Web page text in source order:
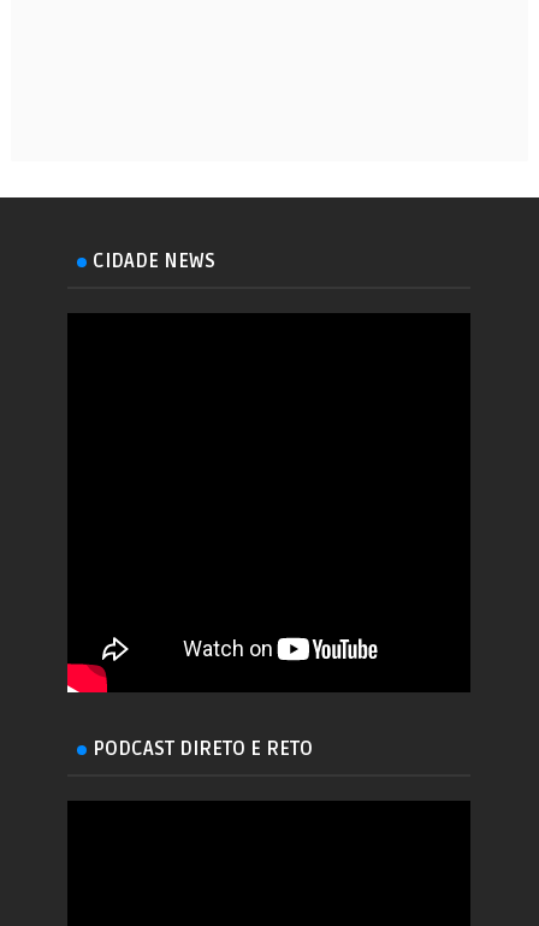
CIDADE NEWS
PODCAST DIRETO E RETO